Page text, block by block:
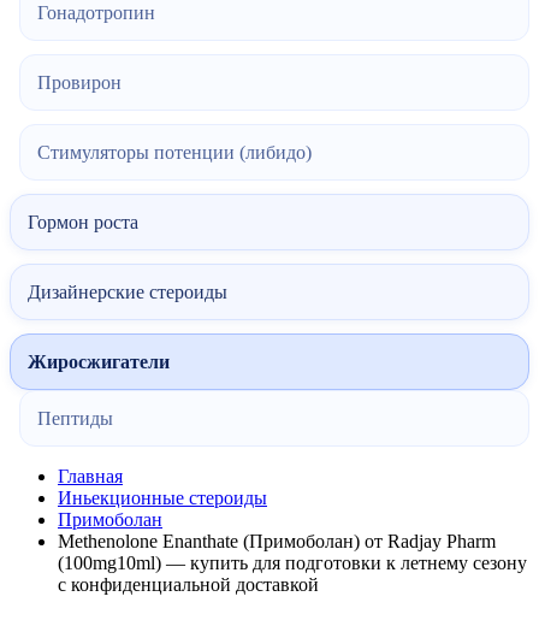
Гонадотропин
Провирон
Стимуляторы потенции (либидо)
Гормон роста
Дизайнерские стероиды
Жиросжигатели
Пептиды
Главная
Иньекционные стероиды
Примоболан
Methenolone Enanthate (Примоболан) от Radjay Pharm
(100mg10ml) — купить для подготовки к летнему сезону
с конфиденциальной доставкой